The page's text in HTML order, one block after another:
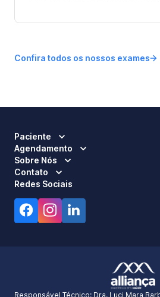
Confira todos os nossos exames
Paciente
Agendamento
Sobre Nós
Contato
Redes Sociais
Responsável Técnico: Dra. Luci Mara